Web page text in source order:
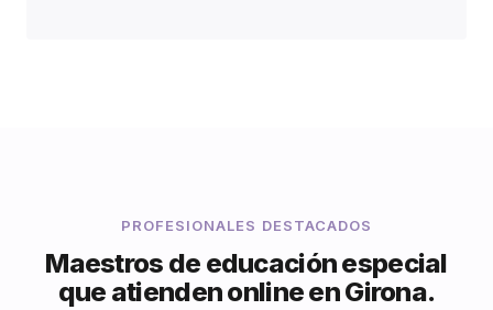
PROFESIONALES DESTACADOS
Maestros de educación especial
que atienden online en Girona.